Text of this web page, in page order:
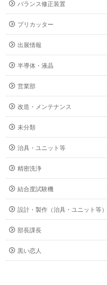
バランス修正装置
プリカッター
出展情報
半導体・液晶
営業部
改造・メンテナンス
未分類
治具・ユニット等
精密洗浄
結合度試験機
設計・製作（治具・ユニット等）
部長課長
黒い恋人